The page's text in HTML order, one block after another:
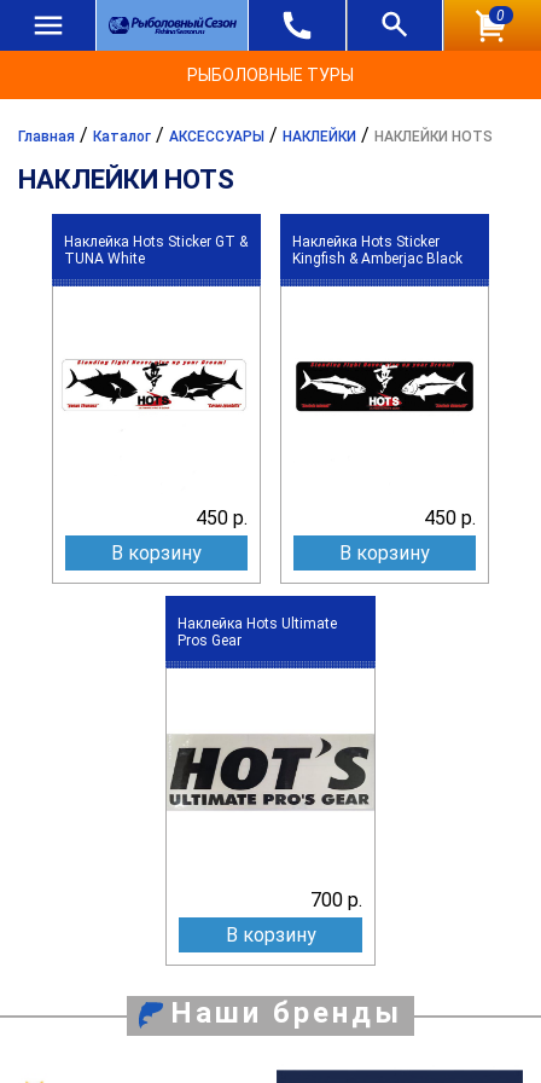
0
РЫБОЛОВНЫЕ ТУРЫ
Главная / Каталог / АКСЕССУАРЫ / НАКЛЕЙКИ / НАКЛЕЙКИ HOTS
НАКЛЕЙКИ HOTS
Наклейка Hots Sticker GT &
TUNA White
450 р.
В корзину
Наклейка Hots Sticker
Kingfish & Amberjac Black
450 р.
В корзину
Наклейка Hots Ultimate
Pros Gear
700 р.
В корзину
Наши бренды